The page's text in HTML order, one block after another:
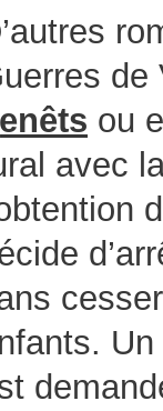
ou
avec